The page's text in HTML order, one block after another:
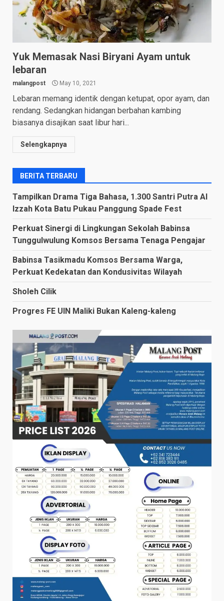
Yuk Memasak Nasi Biryani Ayam untuk
lebaran
malangpost May 10, 2021
Lebaran memang identik dengan ketupat, opor ayam, dan
rendang. Sedangkan hidangan berbahan kambing
biasanya disajikan saat libur hari...
Selengkapnya
BERITA TERBARU
Tampilkan Drama Tiga Bahasa, 1.300 Santri Putra Al
Izzah Kota Batu Pukau Panggung Spade Fest
Perkuat Sinergi di Lingkungan Sekolah Babinsa
Tunggulwulung Komsos Bersama Tenaga Pengajar
Babinsa Tasikmadu Komsos Bersama Warga,
Perkuat Kedekatan dan Kondusivitas Wilayah
Sholeh Cilik
Progres FE UIN Maliki Bukan Kaleng-kaleng